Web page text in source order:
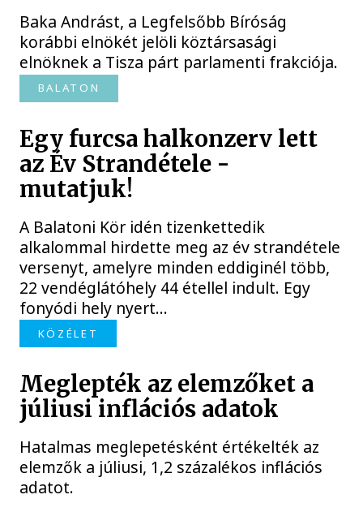
Baka Andrást, a Legfelsőbb Bíróság
korábbi elnökét jelöli köztársasági
elnöknek a Tisza párt parlamenti frakciója.
BALATON
Egy furcsa halkonzerv lett
az Év Strandétele -
mutatjuk!
A Balatoni Kör idén tizenkettedik
alkalommal hirdette meg az év strandétele
versenyt, amelyre minden eddiginél több,
22 vendéglátóhely 44 étellel indult. Egy
fonyódi hely nyert...
KÖZÉLET
Meglepték az elemzőket a
júliusi inflációs adatok
Hatalmas meglepetésként értékelték az
elemzők a júliusi, 1,2 százalékos inflációs
adatot.